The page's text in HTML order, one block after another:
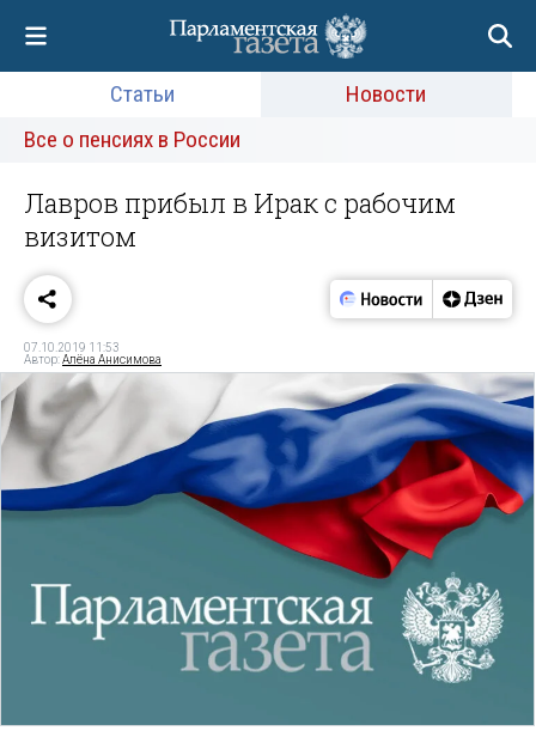
Статьи
Новости
Все о пенсиях в России
Лавров прибыл в Ирак с рабочим
визитом
07.10.2019 11:53
Автор:Алёна Анисимова